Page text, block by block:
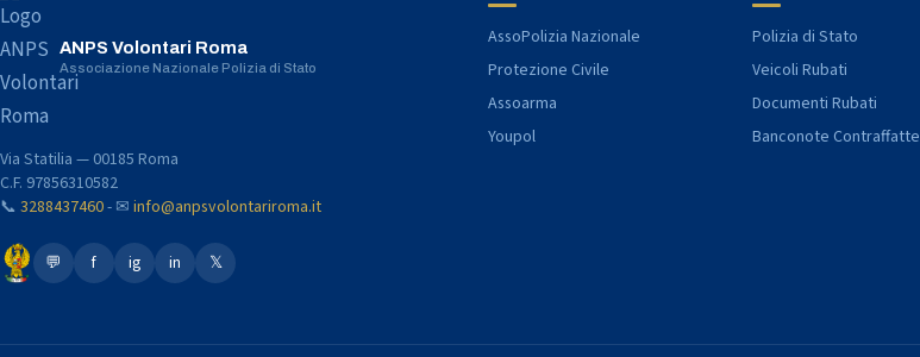
ANPS Volontari Roma
Associazione Nazionale Polizia di Stato
Via Statilia — 00185 Roma
C.F. 97856310582
📞 3288437460- ✉ info@anpsvolontariroma.it
💬 f ig in 𝕏
AssoPolizia Nazionale
Protezione Civile
Assoarma
Youpol
Polizia di Stato
Veicoli Rubati
Documenti Rubati
Banconote Contraffatte